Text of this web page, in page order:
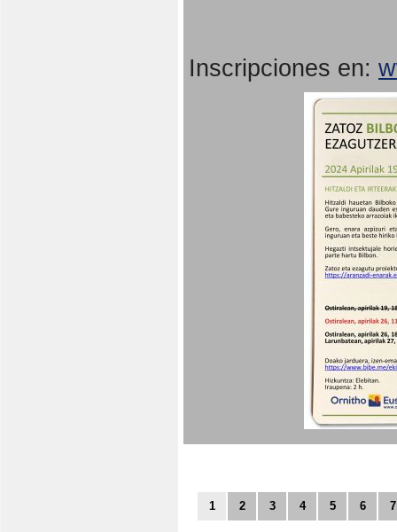
Inscripciones en:
1 2 3 4 5 6 7